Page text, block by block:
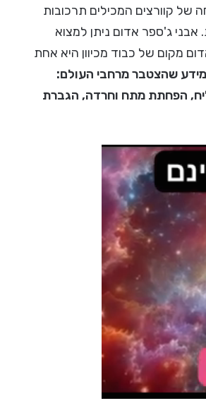
של קוורצים המכילים תרכובות
אבני ג'ספר אדום ניתן למצוא
מקום של כבוד מכיוון היא אחת
מידע שהצטבר מרחבי העולם:
הפחתת מתח וחרדה, הגברת